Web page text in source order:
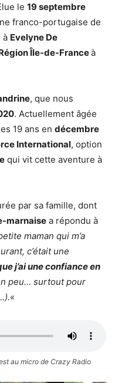
le 19 septembre
franco-portugaise de
à Evelyne De
Île-de-Franceà
, que nous
. Actuellement âgée
19 ans en décembre
International, option
qui vit cette aventure à
par sa famille, dont
marnaise a répondu à
maman qui m’a
c’était une
j’ai une confiance en
peu… surtout pour
«
au micro de Crazy Radio